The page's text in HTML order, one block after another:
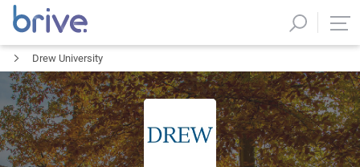
Drew University